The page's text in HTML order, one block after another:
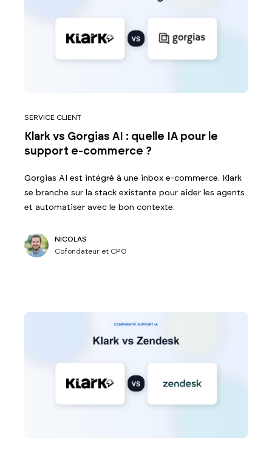
SERVICE CLIENT
Klark vs Gorgias AI : quelle IA pour le
support e-commerce ?
Gorgias AI est intégré à une inbox e-commerce. Klark
se branche sur la stack existante pour aider les agents
et automatiser avec le bon contexte.
NICOLAS
Cofondateur et CPO